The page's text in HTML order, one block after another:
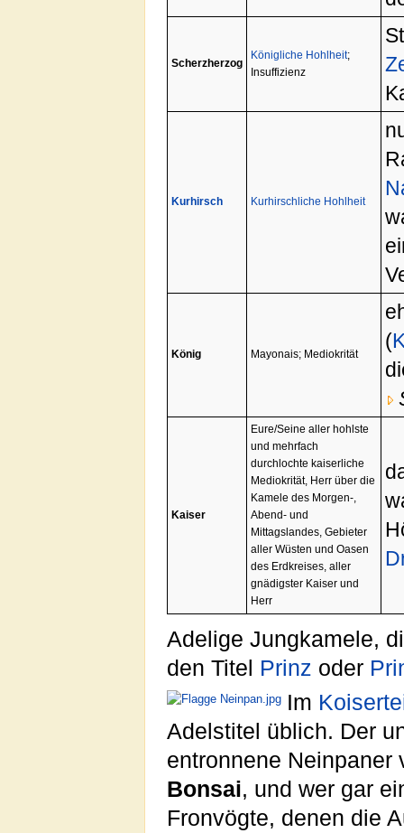
Scherzherzog
Königliche Hohlheit;
Insuffizienz
Kurhirsch Kurhirschliche Hohlheit
König Mayonais; Mediokrität
(
Kaiser
Eure/Seine aller hohlste
und mehrfach
durchlochte kaiserliche
Mediokrität, Herr über die
Kamele des Morgen-,
Abend- und
Mittagslandes, Gebieter
aller Wüsten und Oasen
des Erdkreises, aller
gnädigster Kaiser und
Herr
Adelige Jungkamele,
den Titel Prinz oder
Im
Adelstitel üblich. Der
entronnene
Bonsai, und wer gar
Fronvögte, denen die